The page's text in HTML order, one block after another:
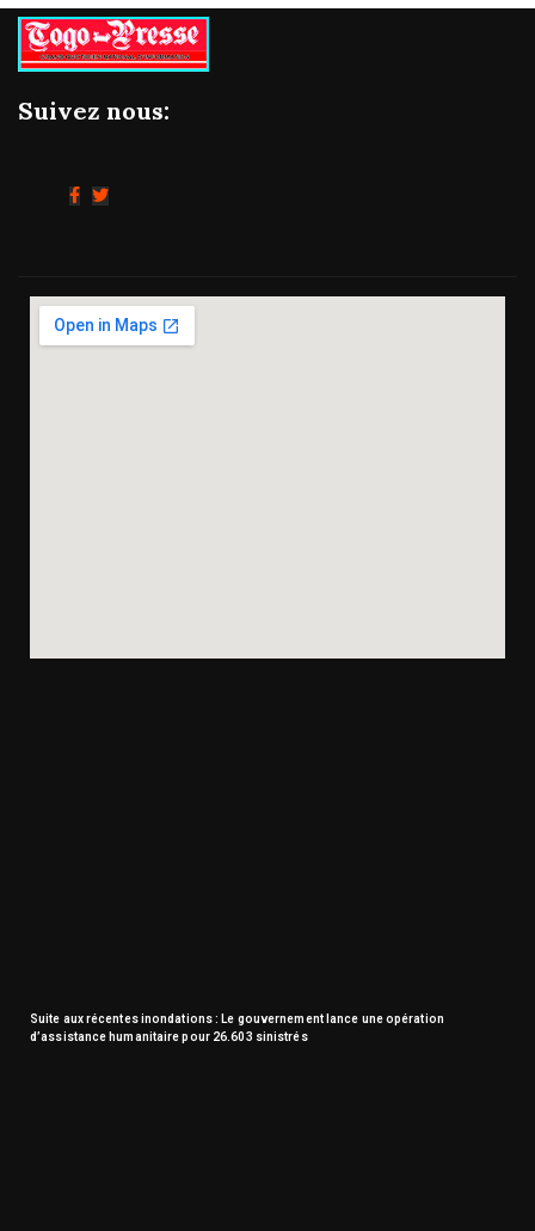
Suivez nous:
Suite aux récentes inondations : Le gouvernement lance une opération
d’assistance humanitaire pour 26.603 sinistrés